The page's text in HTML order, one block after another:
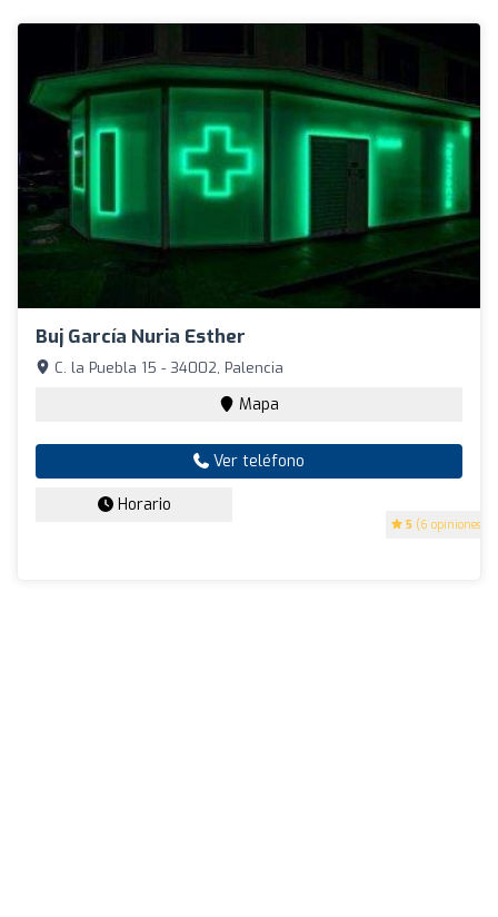
Buj García Nuria Esther
5 (6 opiniones)
C. la Puebla 15 - 34002, Palencia
Mapa
Ver teléfono
Horario